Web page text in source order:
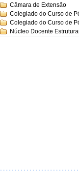
Câmara de Extensão
Colegiado do Curso de
Colegiado do Curso de
Núcleo Docente